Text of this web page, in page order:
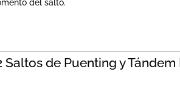
del salto.
de Puenting y